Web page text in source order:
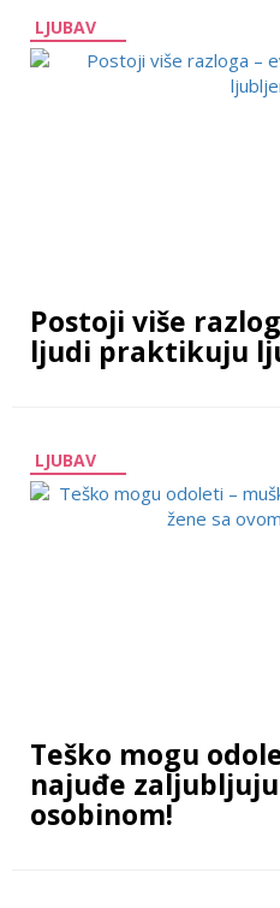
LJUBAV
Postoji više
ljudi praktikuju
LJUBAV
Teško mogu
najuđe
osobinom!